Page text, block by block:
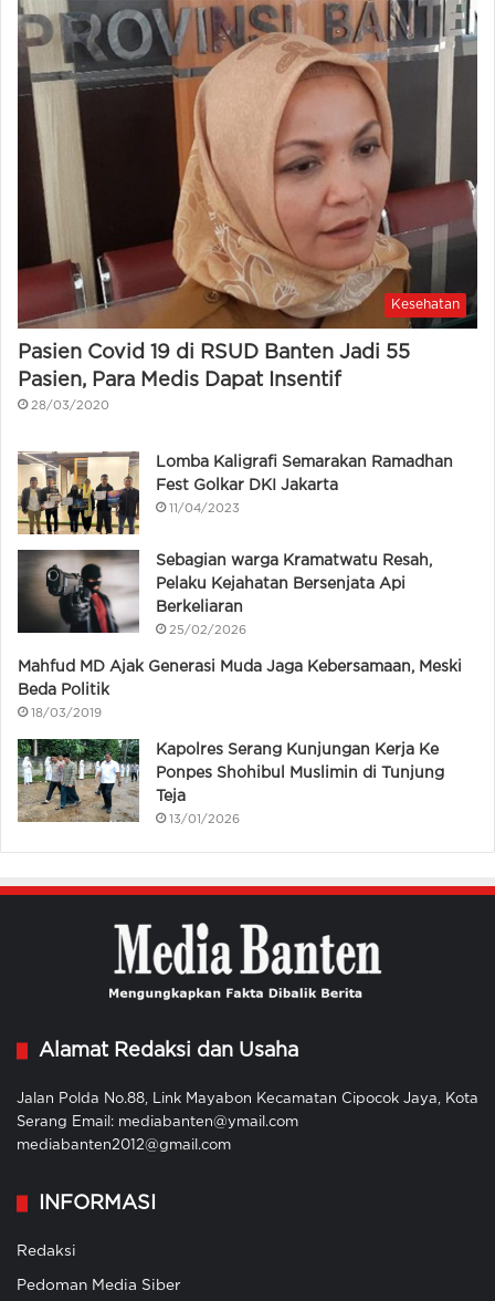
Kesehatan
Pasien Covid 19 di RSUD Banten Jadi 55
Pasien, Para Medis Dapat Insentif
28/03/2020
Lomba Kaligrafi Semarakan Ramadhan
Fest Golkar DKI Jakarta
11/04/2023
Sebagian warga Kramatwatu Resah,
Pelaku Kejahatan Bersenjata Api
Berkeliaran
25/02/2026
Mahfud MD Ajak Generasi Muda Jaga Kebersamaan, Meski
Beda Politik
18/03/2019
Kapolres Serang Kunjungan Kerja Ke
Ponpes Shohibul Muslimin di Tunjung
Teja
13/01/2026
Alamat Redaksi dan Usaha
Jalan Polda No.88, Link Mayabon Kecamatan Cipocok Jaya, Kota
Serang Email: mediabanten@ymail.com
mediabanten2012@gmail.com
INFORMASI
Redaksi
Pedoman Media Siber